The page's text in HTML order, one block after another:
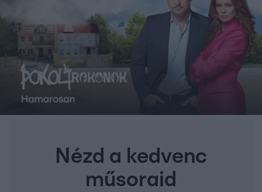
Nézd a kedvenc
műsoraid